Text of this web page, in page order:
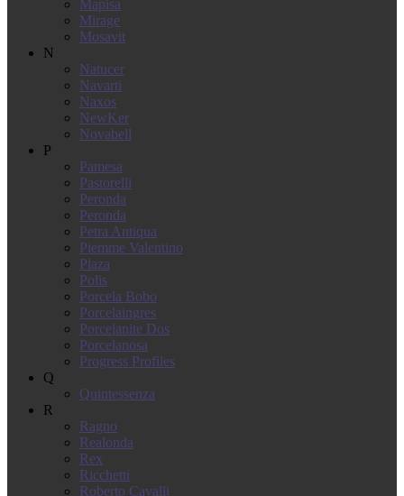
Mapisa
Mirage
Mosavit
N
Natucer
Navarti
Naxos
NewKer
Novabell
P
Pamesa
Pastorelli
Peronda
Peronda
Petra Antiqua
Piemme Valentino
Plaza
Polis
Porcela Bobo
Porcelaingres
Porcelanite Dos
Porcelanosa
Progress Profiles
Q
Quintessenza
R
Ragno
Realonda
Rex
Ricchetti
Roberto Cavalli